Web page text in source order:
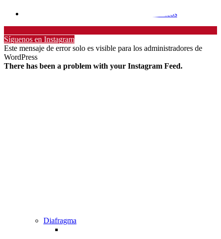
Tanques hidroneumáticos
Diafragma
Síguenos en Instagram
Este mensaje de error solo es visible para los administradores de
WordPress
There has been a problem with your Instagram Feed.